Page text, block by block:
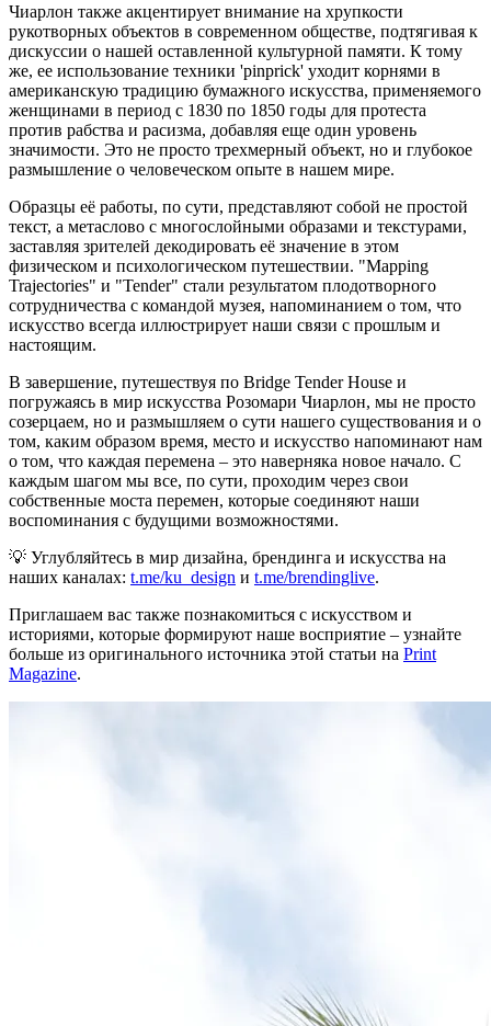
Чиарлон также акцентирует внимание на хрупкости
рукотворных объектов в современном обществе, подтягивая к
дискуссии о нашей оставленной культурной памяти. К тому
же, ее использование техники 'pinprick' уходит корнями в
американскую традицию бумажного искусства, применяемого
женщинами в период с 1830 по 1850 годы для протеста
против рабства и расизма, добавляя еще один уровень
значимости. Это не просто трехмерный объект, но и глубокое
размышление о человеческом опыте в нашем мире.
Образцы её работы, по сути, представляют собой не простой
текст, а метаслово с многослойными образами и текстурами,
заставляя зрителей декодировать её значение в этом
физическом и психологическом путешествии. "Mapping
Trajectories" и "Tender" стали результатом плодотворного
сотрудничества с командой музея, напоминанием о том, что
искусство всегда иллюстрирует наши связи с прошлым и
настоящим.
В завершение, путешествуя по Bridge Tender House и
погружаясь в мир искусства Розомари Чиарлон, мы не просто
созерцаем, но и размышляем о сути нашего существования и о
том, каким образом время, место и искусство напоминают нам
о том, что каждая перемена – это наверняка новое начало. С
каждым шагом мы все, по сути, проходим через свои
собственные моста перемен, которые соединяют наши
воспоминания с будущими возможностями.
💡 Углубляйтесь в мир дизайна, брендинга и искусства на
наших каналах: t.me/ku_design и t.me/brendinglive.
Приглашаем вас также познакомиться с искусством и
историями, которые формируют наше восприятие – узнайте
больше из оригинального источника этой статьи на Print
Magazine.